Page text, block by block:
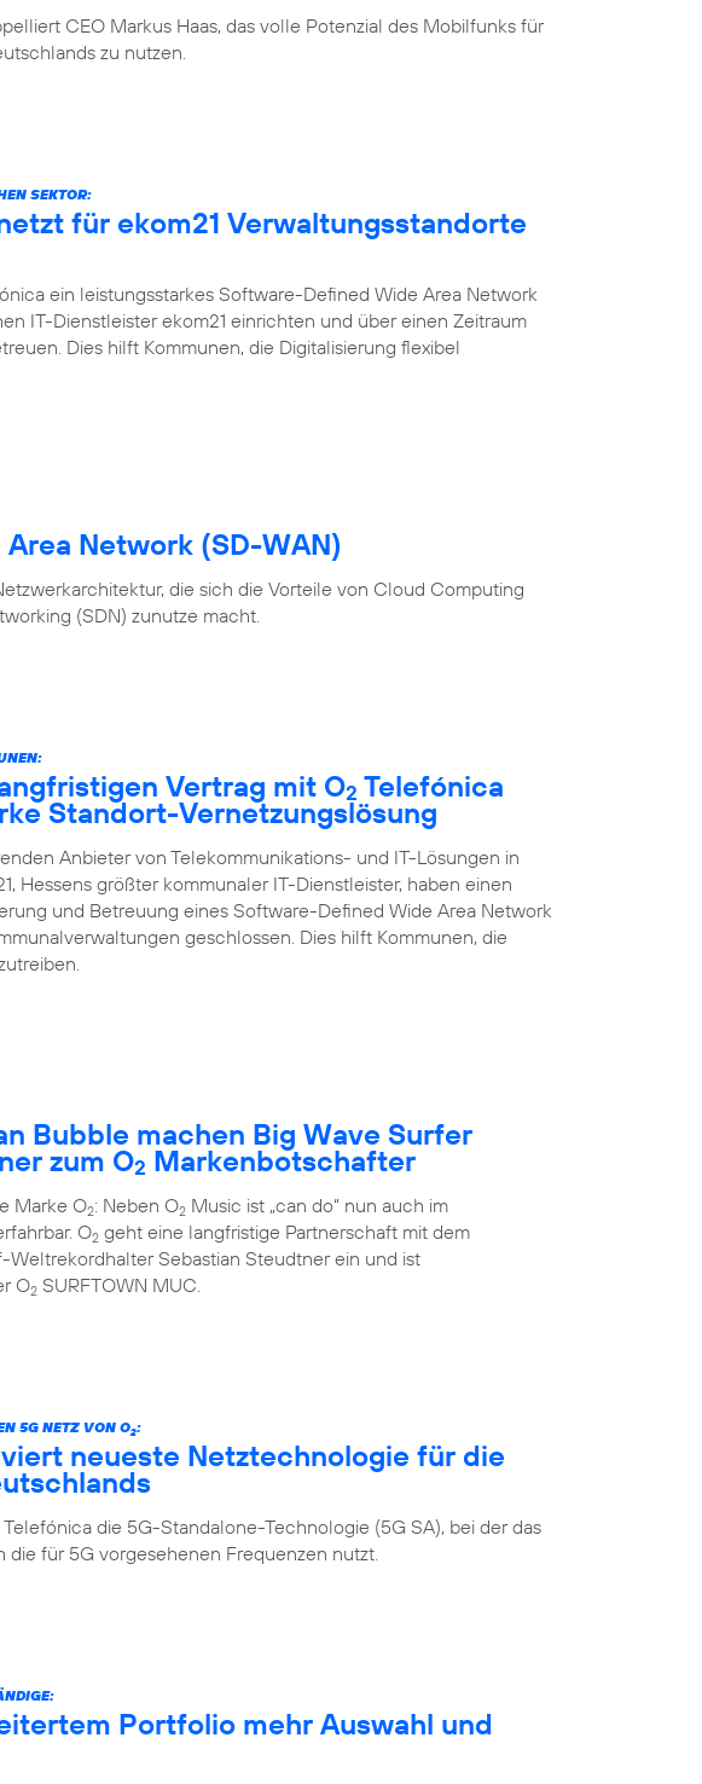
CEO Markus Haas, das volle Potenzial des Mobilfunks für
zu nutzen.
SEKTOR:
für ekom21 Verwaltungsstandorte
ein leistungsstarkes Software-Defined Wide Area Network
IT-Dienstleister ekom21 einrichten und über einen Zeitraum
Dies hilft Kommunen, die Digitalisierung flexibel
Network (SD-WAN)
die sich die Vorteile von Cloud Computing
(SDN) zunutze macht.
Vertrag mit O2 Telefónica
Standort-Vernetzungslösung
Anbieter von Telekommunikations- und IT-Lösungen in
Hessens größter kommunaler IT-Dienstleister, haben einen
und Betreuung eines Software-Defined Wide Area Network
geschlossen. Dies hilft Kommunen, die
Bubble machen Big Wave Surfer
zum O2 Markenbotschafter
Marke O2: Neben O2 Music ist „can do“ nun auch im
O2 geht eine langfristige Partnerschaft mit dem
Sebastian Steudtner ein und ist
O2 SURFTOWN MUC.
5G NETZ VON O2:
neueste Netztechnologie für die
Telefónica die 5G-Standalone-Technologie (5G SA), bei der das
die für 5G vorgesehenen Frequenzen nutzt.
Portfolio mehr Auswahl und